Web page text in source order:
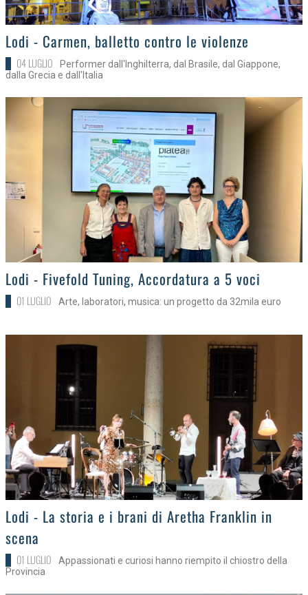
>Lodi - Carmen, balletto contro le violenze
04 LUGLIO
Performer dall'Inghilterra, dal Brasile, dal Giappone,
dalla Grecia e dall'Italia
>Lodi - Fivefold Tuning, Accordatura a 5 voci
01 LUGLIO Arte, laboratori, musica: un progetto da 32mila euro
>Lodi - La storia e i brani di Aretha Franklin in
scena
01 LUGLIO
Appassionati e curiosi hanno riempito il chiostro della
Provincia